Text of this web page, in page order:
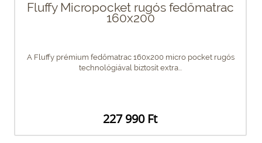
Fluffy Micropocket rugós fedőmatrac
160x200
A Fluffy prémium fedőmatrac 160x200 micro pocket rugós
technológiával biztosít extra...
227 990 Ft